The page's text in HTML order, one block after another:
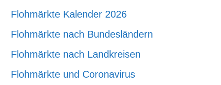
Flohmärkte Kalender 2026
Flohmärkte nach Bundesländern
Flohmärkte nach Landkreisen
Flohmärkte und Coronavirus